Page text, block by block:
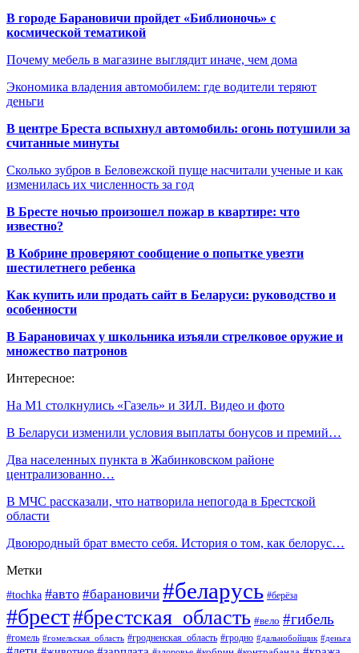
В городе Барановичи пройдет «Библионочь» с
космической тематикой
Почему мебель в магазине выглядит иначе, чем дома
Экономика владения автомобилем: где водители теряют
деньги
В центре Бреста вспыхнул автомобиль: огонь потушили за
считанные минуты
Сколько зубров в Беловежской пуще насчитали ученые и как
изменилась их численность за год
В Бресте ночью произошел пожар в квартире: что
известно?
В Кобрине проверяют сообщение о попытке увезти
шестилетнего ребенка
Как купить или продать сайт в Беларуси: руководство и
особенности
В Барановичах у школьника изъяли стрелковое оружие и
множество патронов
Интересное:
На М1 столкнулись «Газель» и ЗИЛ. Видео и фото
В Беларуси изменили условия выплаты бонусов и премий…
Два населенных пункта в Жабинковском районе
централизованно…
В МЧС рассказали, что натворила непогода в Брестской
области
Двоюродный брат вместо себя. История о том, как белорус…
Метки
#tochka #авто #барановичи #беларусь #берёза
#брест#брестская_область #вело #гибель
#гомель #гомельская_область #гродненская_область #гродно #дальнобойщик #деньга